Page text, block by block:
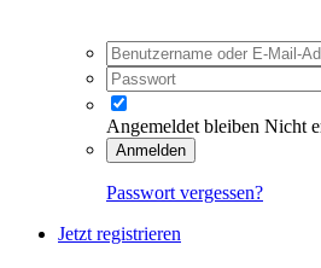
Angemeldet bleiben Nicht
Anmelden
Passwort vergessen?
Jetzt registrieren